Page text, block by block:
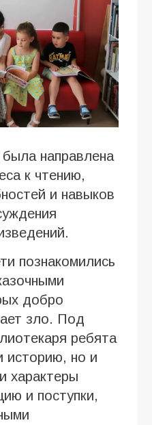
направлена
к чтению,
и навыков
познакомились
добро
зло. Под
ребята
историю, но и
характеры
и поступки,